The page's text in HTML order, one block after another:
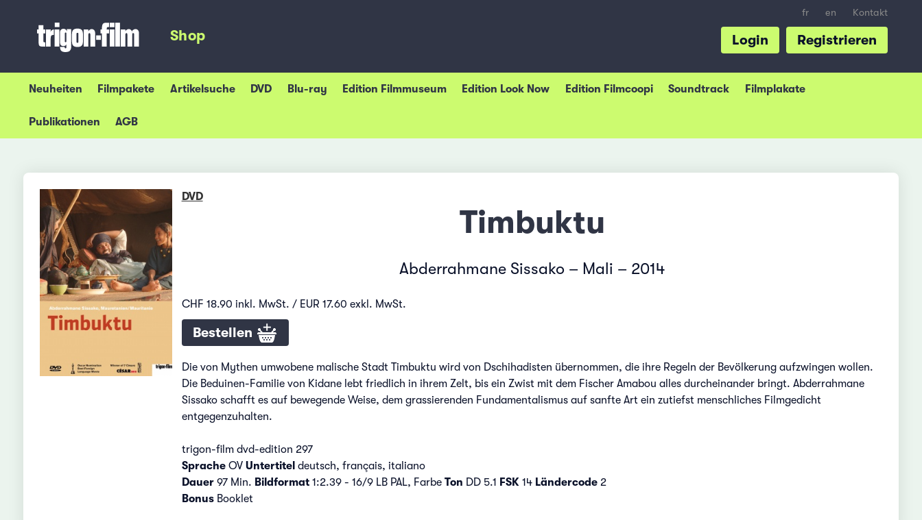
fr en Kontakt
Shop Registrieren
Login
Neuheiten Filmpakete Artikelsuche DVD Blu-ray Edition Filmmuseum Edition Look Now Edition Filmcoopi Soundtrack Filmplakate
Publikationen AGB
DVD
Timbuktu
Abderrahmane Sissako – Mali – 2014
CHF 18.90 inkl. MwSt. / EUR 17.60 exkl. MwSt.
Bestellen
Die von Mythen umwobene malische Stadt Timbuktu wird von Dschihadisten übernommen, die ihre Regeln der Bevölkerung aufzwingen wollen.
Die Beduinen-Familie von Kidane lebt friedlich in ihrem Zelt, bis ein Zwist mit dem Fischer Amabou alles durcheinander bringt. Abderrahmane
Sissako schafft es auf bewegende Weise, dem grassierenden Fundamentalismus auf sanfte Art ein zutiefst menschliches Filmgedicht
entgegenzuhalten.
trigon-film dvd-edition 297
SpracheOV Untertitel deutsch, français, italiano
Dauer97 Min. Bildformat1:2.39 - 16/9 LB PAL, Farbe Ton DD 5.1 FSK14 Ländercode2
BonusBooklet